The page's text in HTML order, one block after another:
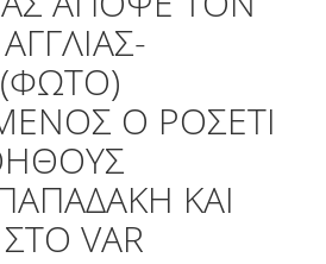
Ο ΡΟΣΕΤΙ
ΚΑΙ
VAR